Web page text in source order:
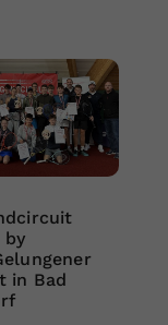
by
in Bad